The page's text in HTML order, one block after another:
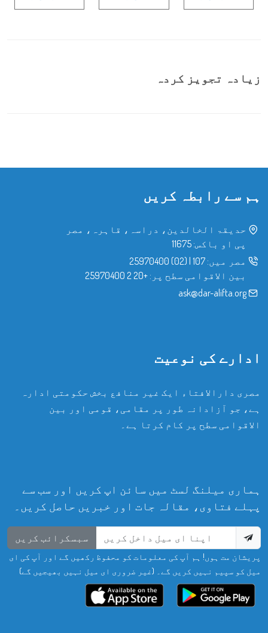
زیادہ تجویز کردہ
ہم سے رابطہ کریں
حدیقۃ الخالدین، دراسہ، قاہرہ، مصر
پی او باکس: 11675
مصر میں: 107
|
(02) 25970400
بین الاقوامی سطح پر: +20 2 25970400
ask@dar-alifta.org
ادارے کی نوعیت
مصری دارالافتاء ایک غیر منافع بخش حکومتی ادارہ
ہے، جو آزادانہ طور پر مقامی، قومی اور بین
الاقوامی سطح پر کام کرتا ہے۔
ہماری میلنگ لسٹ میں سائن اپ کریں اور سب سے
پہلے فتاوی، مقالہ جات اور خبریں حاصل کریں۔
سبسکرائب کریں
پریشان مت ہوں! ہم آپ کی معلومات کو محفوظ رکھیں گے اور آپ کی ای
میل کو سپیم نہیں کریں گے۔ (غیر ضروری ای میل نہیں بھیجیں گے)